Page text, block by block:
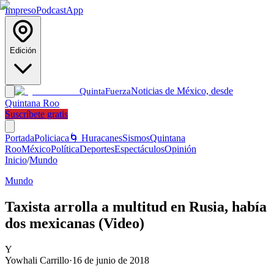
ImpresoPodcastApp
Edición
QuintaFuerzaNoticias de México, desde
Quintana Roo
Suscríbete gratis
PortadaPoliciaca 🌀 HuracanesSismosQuintana
RooMéxicoPolíticaDeportesEspectáculosOpinión
Inicio/Mundo
Mundo
Taxista arrolla a multitud en Rusia, había
dos mexicanas (Video)
Y
Yowhali Carrillo·16 de junio de 2018